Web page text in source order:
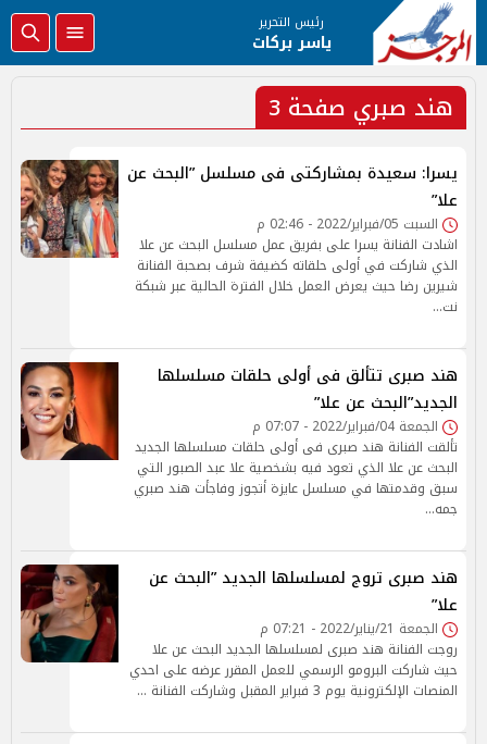
رئيس التحرير
ياسر بركات
هند صبري صفحة 3
يسرا: سعيدة بمشاركتى فى مسلسل ”البحث عن
علا”
السبت 05/فبراير/2022 - 02:46 م
اشادت الفنانة يسرا على بفريق عمل مسلسل البحث عن علا
الذي شاركت في أولى حلقاته كضيفة شرف بصحبة الفنانة
شيرين رضا حيث يعرض العمل خلال الفترة الحالية عبر شبكة
نت…
هند صبرى تتألق فى أولى حلقات مسلسلها
الجديد”البحث عن علا”
الجمعة 04/فبراير/2022 - 07:07 م
تألقت الفنانة هند صبرى فى أولى حلقات مسلسلها الجديد
البحث عن علا الذي تعود فيه بشخصية علا عبد الصبور التي
سبق وقدمتها في مسلسل عايزة أتجوز وفاجأت هند صبري
جمه…
هند صبرى تروج لمسلسلها الجديد ”البحث عن
علا”
الجمعة 21/يناير/2022 - 07:21 م
روجت الفنانة هند صبرى لمسلسلها الجديد البحث عن علا
حيث شاركت البرومو الرسمي للعمل المقرر عرضه على احدي
المنصات الإلكترونية يوم 3 فبراير المقبل وشاركت الفنانة …